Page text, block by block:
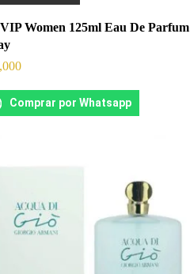
Women 125ml Eau De Parfum
Comprar por Whatsapp